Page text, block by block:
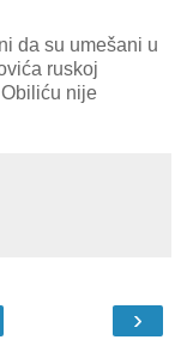
da su umešani u
ruskoj
nije
›